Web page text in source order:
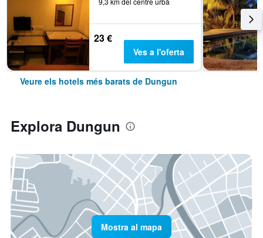
23 €
Ves a l'oferta
Veure els hotels més barats de Dungun
Explora Dungun
Mostra al mapa